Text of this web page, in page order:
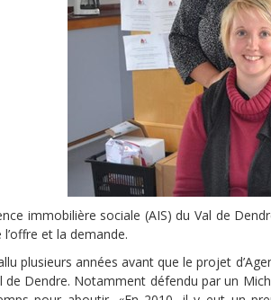
immobilière sociale (AIS) du Val de
l’offre et la demande.
plusieurs années avant que le projet
de Dendre. Notamment défendu par un